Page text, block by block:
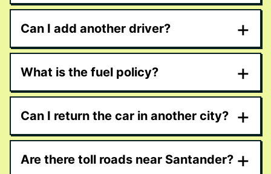
Can I add another driver? +
What is the fuel policy? +
Can I return the car in another city? +
Are there toll roads near Santander? +